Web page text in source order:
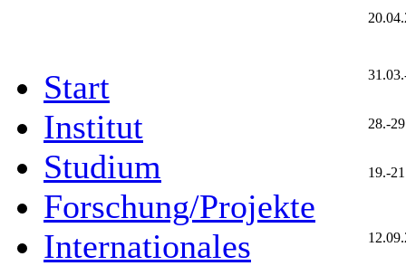
Start
Institut
Studium
Forschung/Projekte
Internationales
28.-
19.-